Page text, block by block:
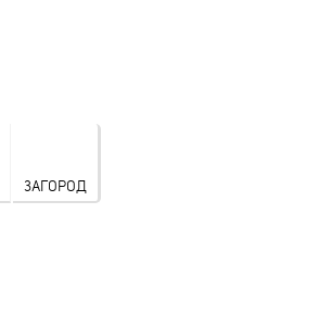
ЗАГОРОД